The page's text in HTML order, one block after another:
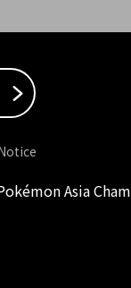
Asia